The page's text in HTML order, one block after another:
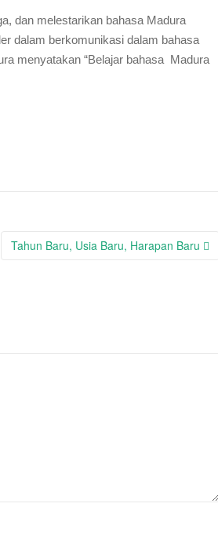
dan melestarikan bahasa Madura
dalam berkomunikasi dalam bahasa
menyatakan “Belajar bahasa Madura
Tahun Baru, Usia Baru, Harapan Baru